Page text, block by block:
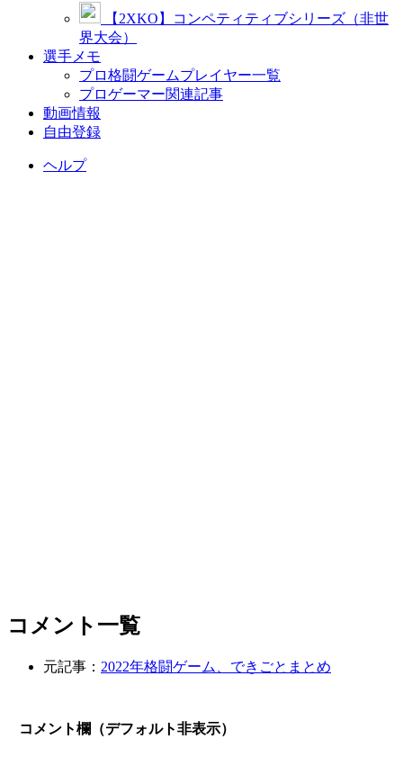
【2XKO】コンペティティブシリーズ（非世
界大会）
選手メモ
プロ格闘ゲームプレイヤー一覧
プロゲーマー関連記事
動画情報
自由登録
ヘルプ
コメント一覧
元記事： 2022年格闘ゲーム、できごとまとめ
コメント欄（デフォルト非表示）